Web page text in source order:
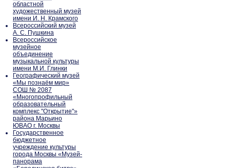
областной
художественный музей
имени И. Н. Крамского
Всероссийский музей
А. С. Пушкина
Всероссийское
музейное
объединение
музыкальной культуры
имени М.И. Глинки
Географический музей
«Мы познаём мир»
СОШ № 2087
«Многопрофильный
образовательный
комплекс "Открытие"»
района Марьино
ЮВАО г. Москвы
Государственное
бюджетное
учреждение культуры
города Москвы «Музей-
панорама